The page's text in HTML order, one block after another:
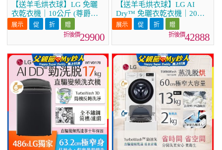
【送羊毛烘衣球】LG 免曬
衣乾衣機｜10公斤 (尊爵黑)
WR-100VB
29900
【送羊毛烘衣球】LG AI
Dry™ 免曬衣乾衣機｜20公
斤 (冰瓷白) WR-20DW
42888